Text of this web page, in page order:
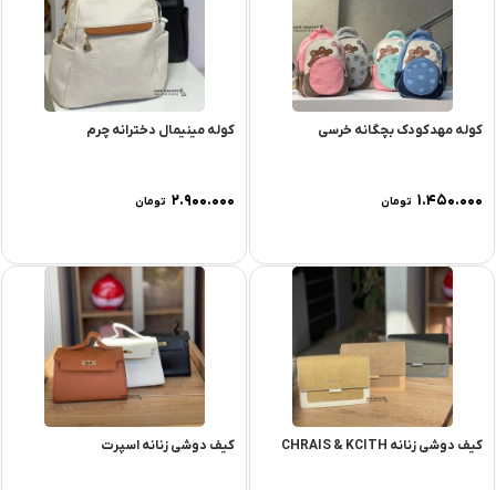
کوله مهدکودک بچگانه خرسی
۱.۴۵۰.۰۰۰ تومان
کوله مینیمال دخترانه چرم
۲.۹۰۰.۰۰۰ تومان
کیف دوشی زنانه CHRAIS & KCITH کیف دوشی زنانه اسپرت